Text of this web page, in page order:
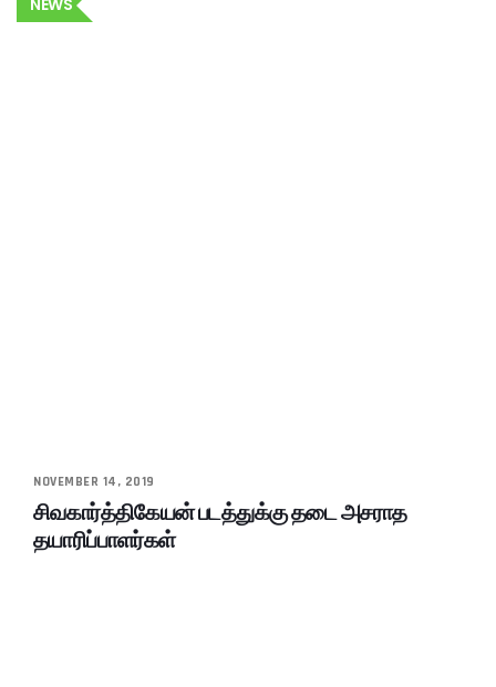
NOVEMBER 14, 2019
சிவகார்த்திகேயன் படத்துக்கு தடை அசராத
தயாரிப்பாளர்கள்